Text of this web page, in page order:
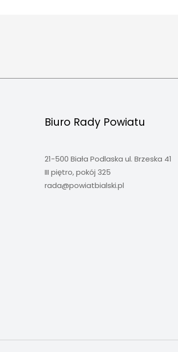
Biuro Rady Powiatu
21-500 Biała Podlaska ul. Brzeska 41
III piętro, pokój 325
rada@powiatbialski.pl